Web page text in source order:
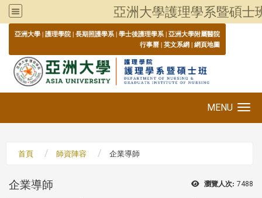
亞洲大學護理學系暨碩士
亞洲大學 | 護理學院 | 長期照護學系 | 學士後護理學系 | 亞洲大學附屬醫院
行事曆 | 英文系網 | 網頁地圖
MENU
首頁 師資陣容 企業導師
瀏覽人次: 7488
企業導師